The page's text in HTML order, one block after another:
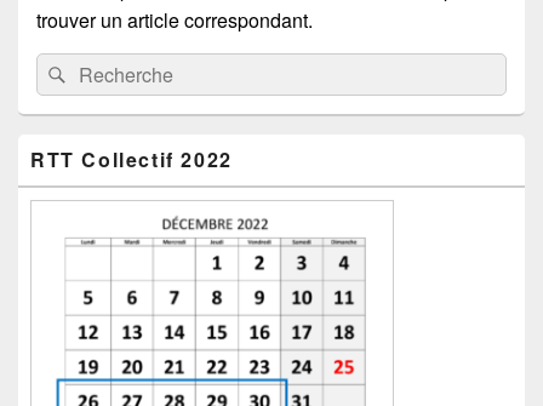
trouver un article correspondant.
Recherche :
Rechercher
principale
de
RTT Collectif 2022